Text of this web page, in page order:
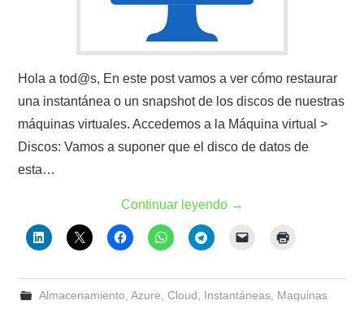
Hola a tod@s, En este post vamos a ver cómo restaurar
una instantánea o un snapshot de los discos de nuestras
máquinas virtuales. Accedemos a la Máquina virtual >
Discos: Vamos a suponer que el disco de datos de
esta…
Continuar leyendo →
Almacenamiento Azure Cloud Instantáneas, Maquinas